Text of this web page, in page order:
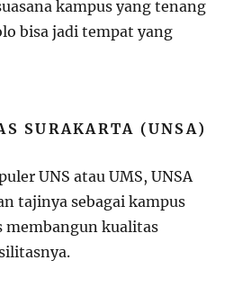
kampus yang tenang
bisa jadi tempat yang
SURAKARTA (UNSA)
UNS atau UMS, UNSA
tajinya sebagai kampus
membangun kualitas